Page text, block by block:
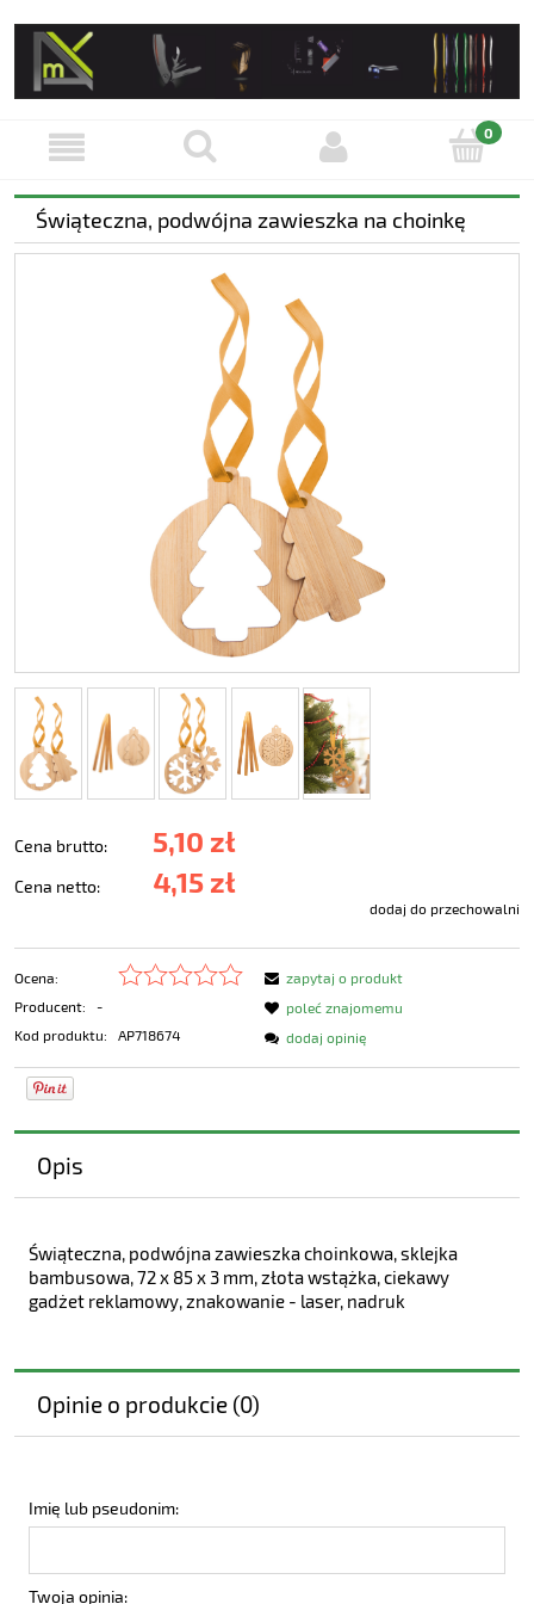
Świąteczna, podwójna zawieszka na choinkę
Cena brutto: 5,10 zł
Cena netto: 4,15 zł
dodaj do przechowalni
Ocena:
Producent:
-
Kod produktu:
AP718674
zapytaj o produkt
poleć znajomemu
dodaj opinię
Opis
Świąteczna, podwójna zawieszka choinkowa, sklejka
bambusowa, 72 x 85 x 3 mm, złota wstążka, ciekawy
gadżet reklamowy, znakowanie - laser, nadruk
Opinie o produkcie (0)
Imię lub pseudonim:
Twoja opinia: